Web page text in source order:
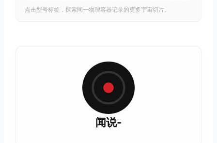
点击型号标签，探索同一物理容器记录的更多宇宙切片。
闻说-